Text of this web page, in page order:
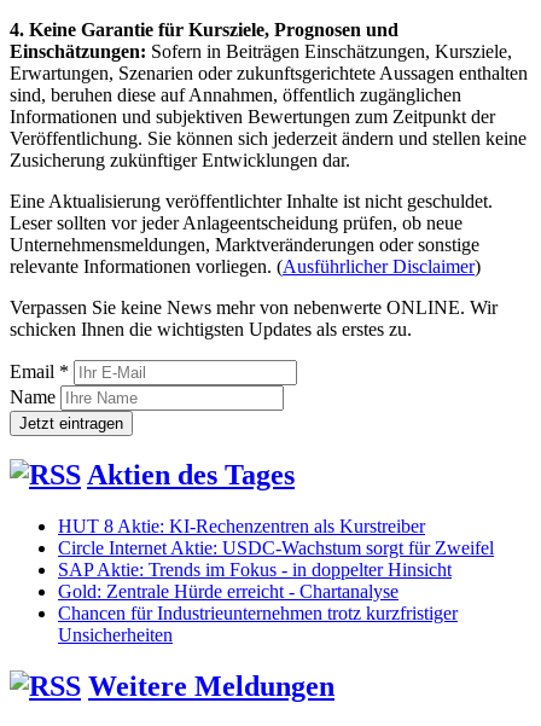
4. Keine Garantie für Kursziele, Prognosen und
Einschätzungen: Sofern in Beiträgen Einschätzungen, Kursziele,
Erwartungen, Szenarien oder zukunftsgerichtete Aussagen enthalten
sind, beruhen diese auf Annahmen, öffentlich zugänglichen
Informationen und subjektiven Bewertungen zum Zeitpunkt der
Veröffentlichung. Sie können sich jederzeit ändern und stellen keine
Zusicherung zukünftiger Entwicklungen dar.
Eine Aktualisierung veröffentlichter Inhalte ist nicht geschuldet.
Leser sollten vor jeder Anlageentscheidung prüfen, ob neue
Unternehmensmeldungen, Marktveränderungen oder sonstige
relevante Informationen vorliegen. (Ausführlicher Disclaimer)
Verpassen Sie keine News mehr von nebenwerte ONLINE. Wir
schicken Ihnen die wichtigsten Updates als erstes zu.
Email *
Name
Aktien des Tages
HUT 8 Aktie: KI-Rechenzentren als Kurstreiber
Circle Internet Aktie: USDC-Wachstum sorgt für Zweifel
SAP Aktie: Trends im Fokus - in doppelter Hinsicht
Gold: Zentrale Hürde erreicht - Chartanalyse
Chancen für Industrieunternehmen trotz kurzfristiger
Unsicherheiten
Weitere Meldungen